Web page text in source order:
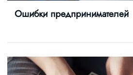
Ошибки предпринимателей